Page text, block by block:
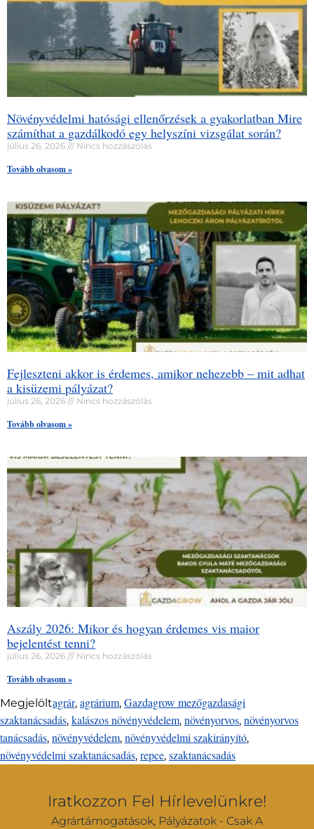
Növényvédelmi hatósági ellenőrzések a gyakorlatban Mire
számíthat a gazdálkodó egy helyszíni vizsgálat során?
július 26, 2026 Nincs hozzászólás
Tovább olvasom »
Fejleszteni akkor is érdemes, amikor nehezebb – mit adhat
a kisüzemi pályázat?
július 26, 2026 Nincs hozzászólás
Tovább olvasom »
Aszály 2026: Mikor és hogyan érdemes vis maior
bejelentést tenni?
július 26, 2026 Nincs hozzászólás
Tovább olvasom »
Megjelöltagrár, agrárium, Gazdagrow mezőgazdasági
szaktanácsadás, kalászos növényvédelem, növényorvos, növényorvos
tanácsadás, növényvédelem, növényvédelmi szakirányító,
növényvédelmi szaktanácsadás, repce, szaktanácsadás
Iratkozzon Fel Hírlevelünkre!
Agrártámogatások, Pályázatok - Csak A